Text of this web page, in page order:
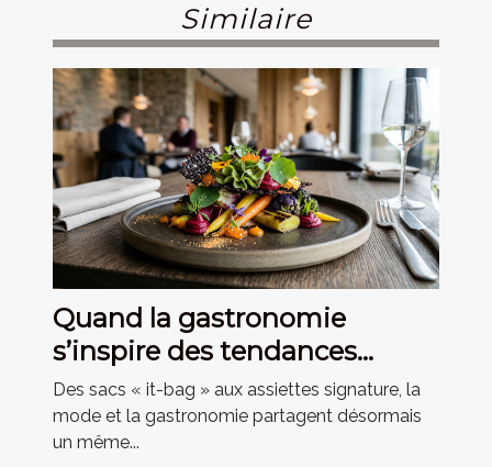
Similaire
Quand la gastronomie
s’inspire des tendances
mode du moment
Des sacs « it-bag » aux assiettes signature, la
mode et la gastronomie partagent désormais
un même...